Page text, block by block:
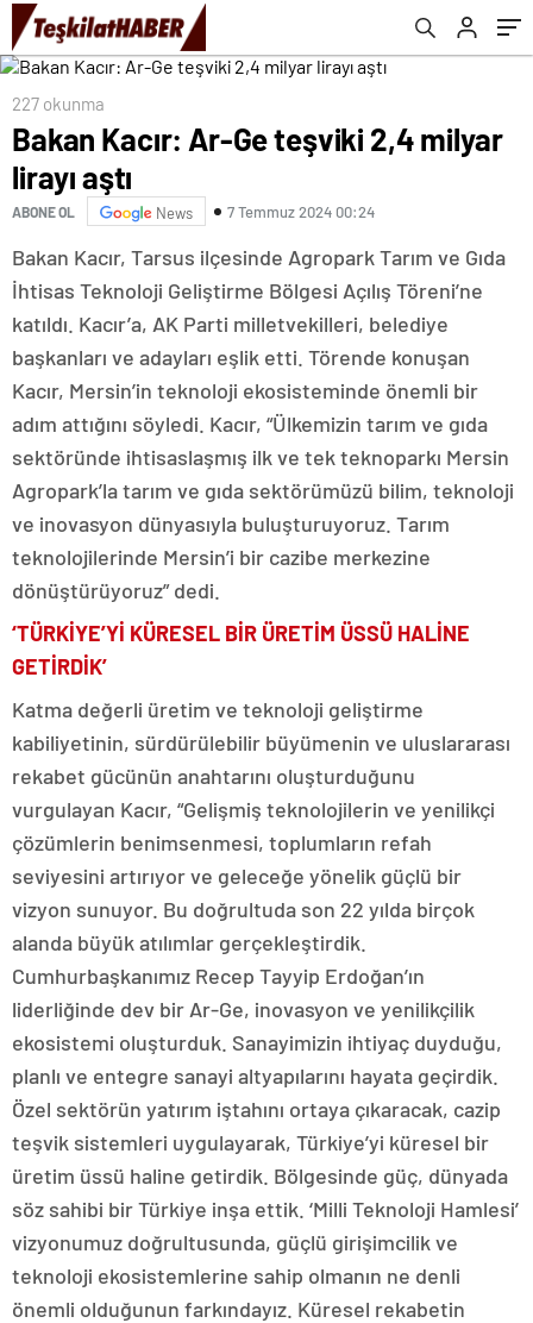
227 okunma
Bakan Kacır: Ar-Ge teşviki 2,4 milyar
lirayı aştı
ABONE OL News 7 Temmuz 2024 00:24
Bakan Kacır, Tarsus ilçesinde Agropark Tarım ve Gıda
İhtisas Teknoloji Geliştirme Bölgesi Açılış Töreni’ne
katıldı. Kacır’a, AK Parti milletvekilleri, belediye
başkanları ve adayları eşlik etti. Törende konuşan
Kacır, Mersin’in teknoloji ekosisteminde önemli bir
adım attığını söyledi. Kacır, “Ülkemizin tarım ve gıda
sektöründe ihtisaslaşmış ilk ve tek teknoparkı Mersin
Agropark’la tarım ve gıda sektörümüzü bilim, teknoloji
ve inovasyon dünyasıyla buluşturuyoruz. Tarım
teknolojilerinde Mersin’i bir cazibe merkezine
dönüştürüyoruz” dedi.
‘TÜRKİYE’Yİ KÜRESEL BİR ÜRETİM ÜSSÜ HALİNE
GETİRDİK’
Katma değerli üretim ve teknoloji geliştirme
kabiliyetinin, sürdürülebilir büyümenin ve uluslararası
rekabet gücünün anahtarını oluşturduğunu
vurgulayan Kacır, “Gelişmiş teknolojilerin ve yenilikçi
çözümlerin benimsenmesi, toplumların refah
seviyesini artırıyor ve geleceğe yönelik güçlü bir
vizyon sunuyor. Bu doğrultuda son 22 yılda birçok
alanda büyük atılımlar gerçekleştirdik.
Cumhurbaşkanımız Recep Tayyip Erdoğan’ın
liderliğinde dev bir Ar-Ge, inovasyon ve yenilikçilik
ekosistemi oluşturduk. Sanayimizin ihtiyaç duyduğu,
planlı ve entegre sanayi altyapılarını hayata geçirdik.
Özel sektörün yatırım iştahını ortaya çıkaracak, cazip
teşvik sistemleri uygulayarak, Türkiye’yi küresel bir
üretim üssü haline getirdik. Bölgesinde güç, dünyada
söz sahibi bir Türkiye inşa ettik. ‘Milli Teknoloji Hamlesi’
vizyonumuz doğrultusunda, güçlü girişimcilik ve
teknoloji ekosistemlerine sahip olmanın ne denli
önemli olduğunun farkındayız. Küresel rekabetin